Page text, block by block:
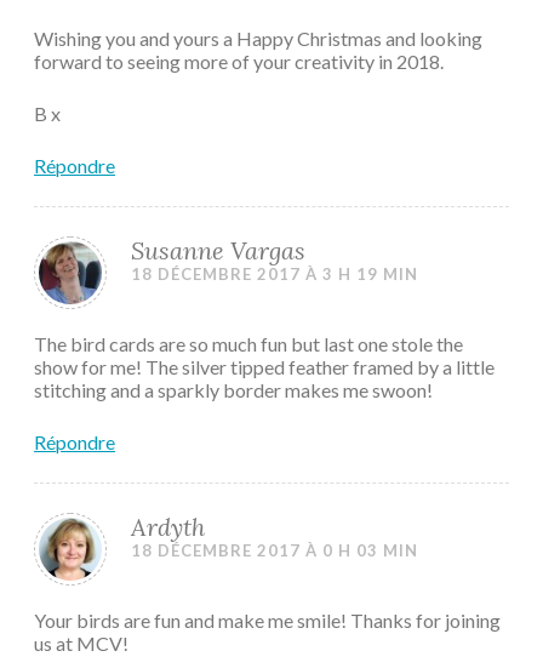
Wishing you and yours a Happy Christmas and looking
forward to seeing more of your creativity in 2018.
B x
Répondre
Susanne Vargas
18 DÉCEMBRE 2017 À 3 H 19 MIN
The bird cards are so much fun but last one stole the
show for me! The silver tipped feather framed by a little
stitching and a sparkly border makes me swoon!
Répondre
Ardyth
18 DÉCEMBRE 2017 À 0 H 03 MIN
Your birds are fun and make me smile! Thanks for joining
us at MCV!